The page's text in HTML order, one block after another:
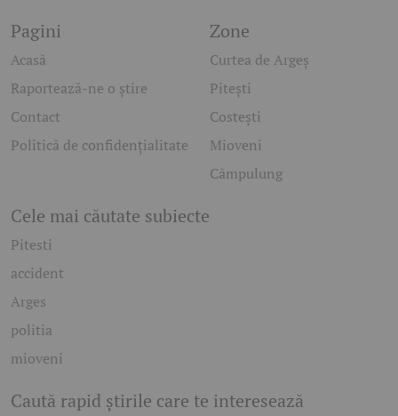
Pagini
Acasă
Raportează-ne o știre
Contact
Politică de confidențialitate
Zone
Curtea de Argeș
Pitești
Costești
Mioveni
Câmpulung
Cele mai căutate subiecte
Pitesti
accident
Arges
politia
mioveni
Caută rapid știrile care te interesează